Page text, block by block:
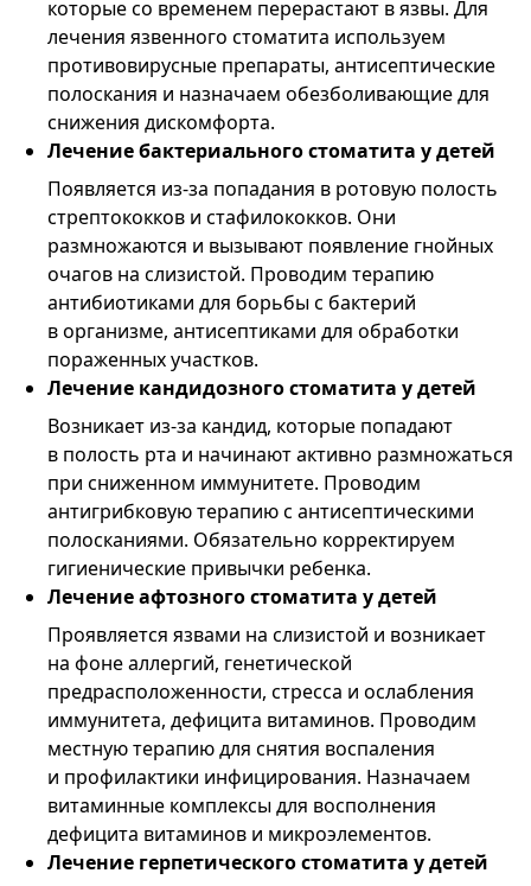
которые со временем перерастают в язвы. Для
лечения язвенного стоматита используем
противовирусные препараты, антисептические
полоскания и назначаем обезболивающие для
снижения дискомфорта.
Лечение бактериального стоматита у детей
Появляется из-за попадания в ротовую полость
стрептококков и стафилококков. Они
размножаются и вызывают появление гнойных
очагов на слизистой. Проводим терапию
антибиотиками для борьбы с бактерий
в организме, антисептиками для обработки
пораженных участков.
Лечение кандидозного стоматита у детей
Возникает из-за кандид, которые попадают
в полость рта и начинают активно размножаться
при сниженном иммунитете. Проводим
антигрибковую терапию с антисептическими
полосканиями. Обязательно корректируем
гигиенические привычки ребенка.
Лечение афтозного стоматита у детей
Проявляется язвами на слизистой и возникает
на фоне аллергий, генетической
предрасположенности, стресса и ослабления
иммунитета, дефицита витаминов. Проводим
местную терапию для снятия воспаления
и профилактики инфицирования. Назначаем
витаминные комплексы для восполнения
дефицита витаминов и микроэлементов.
Лечение герпетического стоматита у детей